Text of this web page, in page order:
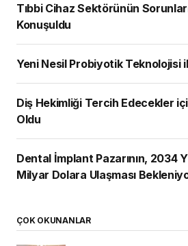
Tıbbi Cihaz Sektörünün
Konuşuldu
Yeni Nesil Probiyotik Teknolojisi
Diş Hekimliği Tercih Edecekler için Kontenjanlar
Oldu
Dental İmplant Pazarının, 2034
Milyar Dolara Ulaşması
ÇOK OKUNANLAR